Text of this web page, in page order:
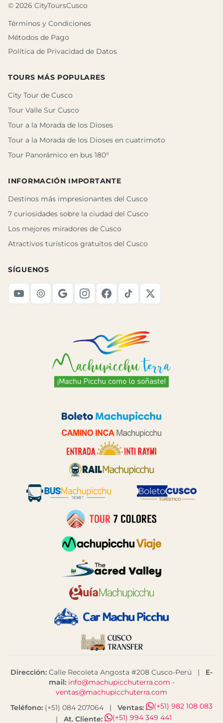
© 2026 CityToursCusco
Términos y Condiciones
Métodos de Pago
Política de Privacidad de Datos
TOURS MÁS POPULARES
City Tour de Cusco
Tour Valle Sur Cusco
Tour a la Morada de los Dioses
Tour a la Morada de los Dioses en cuatrimoto
Tour Panorámico en bus 180°
INFORMACIÓN IMPORTANTE
Destinos más impresionantes del Cusco
7 curiosidades sobre la ciudad del Cusco
Los mejores miradores de Cusco
Atractivos turísticos gratuitos del Cusco
SÍGUENOS
Dirección: Calle Recoleta Angosta #208 Cusco-Perú |
E-
mail: info@machupicchuterra.com -
ventas@machupicchuterra.com
Teléfono: (+51) 084 207064 | Ventas:
(+51) 982 108 083
|
At. Cliente: (+51) 994 349 441